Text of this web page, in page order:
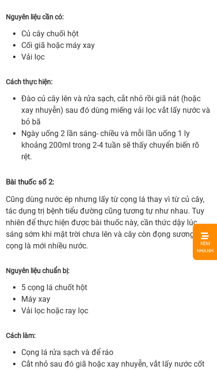
XEM
NHANH
1.
Công
dụng
Nguyên liệu cần có:
Củ cây chuối hột
Cối giã hoặc máy xay
Vải lọc
Cách thực hiện:
Đào củ cây lên và rửa sạch, cắt nhỏ rồi giã nát (hoặc
xay nhuyễn) sau đó dùng miếng vải lọc vắt lấy nước và
bỏ bã
Ngày uống 2 lần sáng- chiều và mỗi lần uống 1 ly
khoảng 200ml trong 2-4 tuần sẽ thấy chuyển biến rõ
rệt.
Bài thuốc số 2:
Cũng dùng nước ép nhưng lấy từ cọng lá thay vì từ củ cây,
tác dụng trị bệnh tiểu đường cũng tương tự như nhau. Tuy
nhiên để thực hiện được bài thuốc này, cần thức dậy lúc
sáng sớm khi mặt trời chưa lên và cây còn đọng sương thì
cọng là mới nhiều nước.
Nguyên liệu chuẩn bị:
5 cọng lá chuốt hột
Máy xay
Vải lọc hoặc ray lọc
Cách làm:
Cọng lá rửa sạch và để ráo
Cắt nhỏ sau đó giã hoặc xay nhuyễn, vắt lấy nước cốt